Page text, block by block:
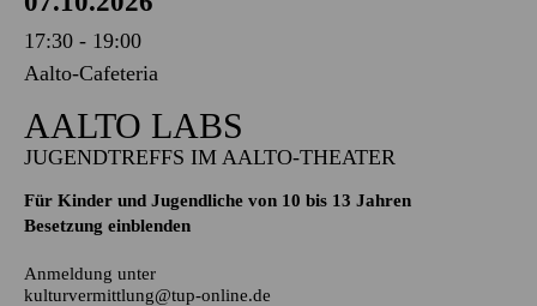
17:30 - 19:00
Aalto-Cafeteria
AALTO LABS
JUGENDTREFFS IM AALTO-THEATER
Für Kinder und Jugendliche von 10 bis 13 Jahren
Besetzung einblenden
Anmeldung unter
kulturvermittlung@tup-online.de